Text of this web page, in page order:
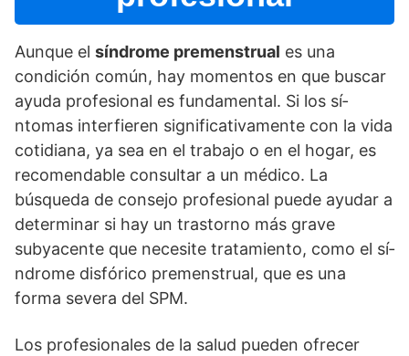
Aunque el sí­ndrome premenstrual es una
condición común, hay momentos en que buscar
ayuda profesional es fundamental. Si los sí­
ntomas interfieren significativamente con la vida
cotidiana, ya sea en el trabajo o en el hogar, es
recomendable consultar a un médico. La
búsqueda de consejo profesional puede ayudar a
determinar si hay un trastorno más grave
subyacente que necesite tratamiento, como el sí­
ndrome disfórico premenstrual, que es una
forma severa del SPM.
Los profesionales de la salud pueden ofrecer